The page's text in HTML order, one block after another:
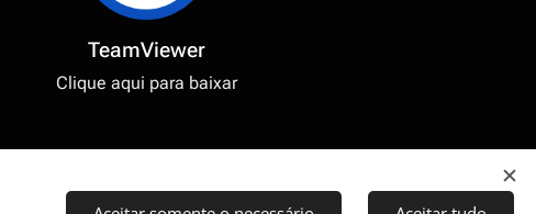
TeamViewer
Clique aqui para baixar